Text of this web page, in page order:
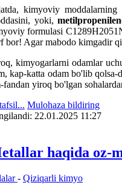
kimyoviy
yoki,
formulasi
bor! Agar mabodo kimgadir
kimyogarlarni odamlar
kap-katta odam bo'lib
fandan yiroq bo'lgan
Mulohaza bildiring
22.01.2025 11:27
haqida oz-
- Qiziqarli kimyo